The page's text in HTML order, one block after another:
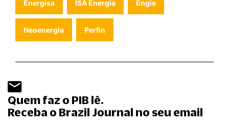
Energisa ISA Energia Engie
Neoenergia Perfin
Quem faz o PIB lê.
Receba o Brazil Journal no seu email